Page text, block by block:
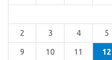
2 3 4 5
9 10 11 12